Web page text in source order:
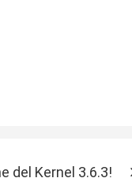
del Kernel 3.6.3!